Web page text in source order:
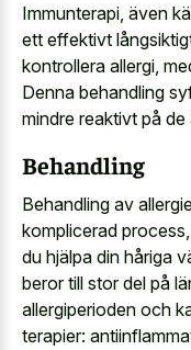
Immunterapi, även
ett effektivt
kontrollera allergi,
Denna behandling
mindre reaktivt på
Behandling
Behandling av
komplicerad
du hjälpa din håriga
beror till stor del på
allergiperioden och
terapier: